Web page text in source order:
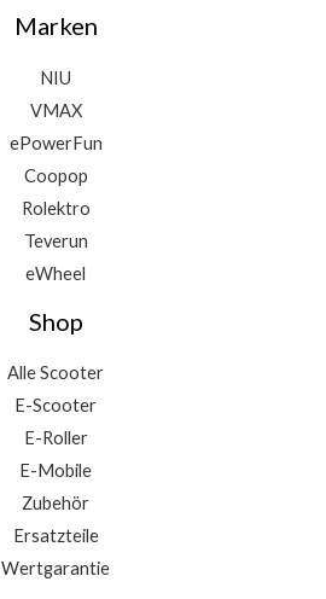
Marken
NIU
VMAX
ePowerFun
Coopop
Rolektro
Teverun
eWheel
Shop
Alle Scooter
E-Scooter
E-Roller
E-Mobile
Zubehör
Ersatzteile
Wertgarantie